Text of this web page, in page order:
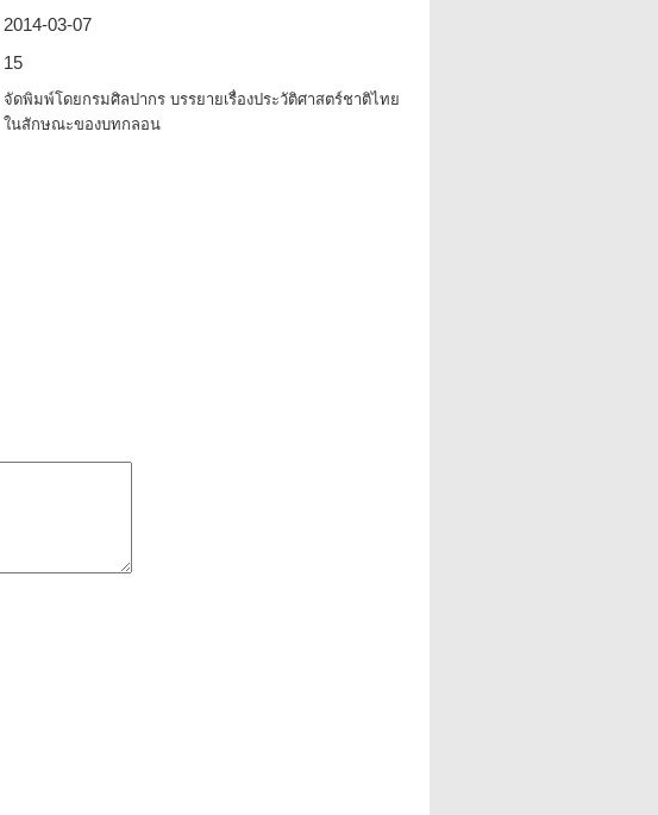
2014-03-07
15
จัดพิมพ์โดยกรมศิลปากร บรรยายเรื่องประวัติศาสตร์ชาติไทย
ในสักษณะของบทกลอน